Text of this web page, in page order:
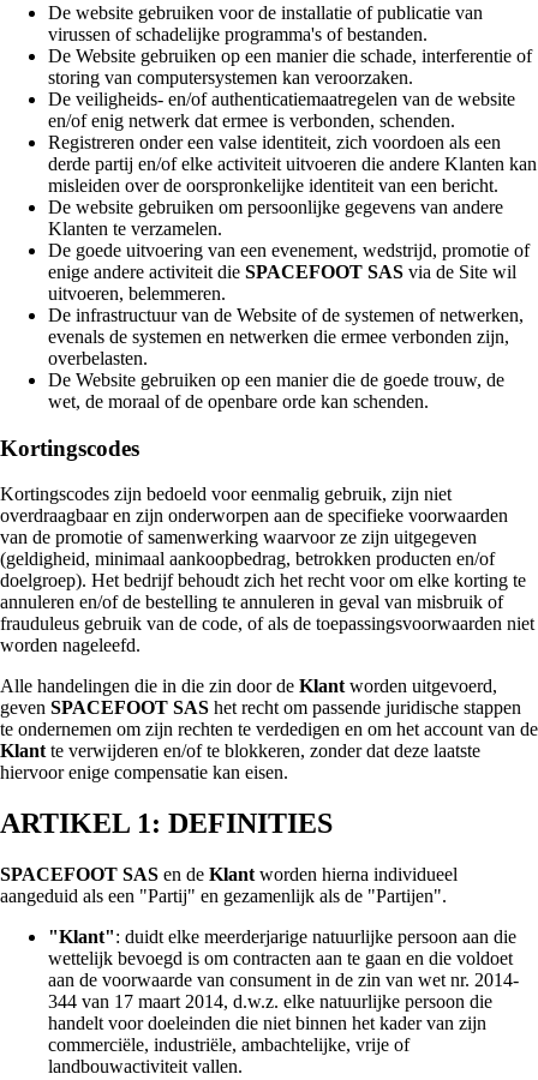
De website gebruiken voor de installatie of publicatie van
virussen of schadelijke programma's of bestanden.
De Website gebruiken op een manier die schade, interferentie of
storing van computersystemen kan veroorzaken.
De veiligheids- en/of authenticatiemaatregelen van de website
en/of enig netwerk dat ermee is verbonden, schenden.
Registreren onder een valse identiteit, zich voordoen als een
derde partij en/of elke activiteit uitvoeren die andere Klanten kan
misleiden over de oorspronkelijke identiteit van een bericht.
De website gebruiken om persoonlijke gegevens van andere
Klanten te verzamelen.
De goede uitvoering van een evenement, wedstrijd, promotie of
enige andere activiteit die SPACEFOOT SAS via de Site wil
uitvoeren, belemmeren.
De infrastructuur van de Website of de systemen of netwerken,
evenals de systemen en netwerken die ermee verbonden zijn,
overbelasten.
De Website gebruiken op een manier die de goede trouw, de
wet, de moraal of de openbare orde kan schenden.
Kortingscodes
Kortingscodes zijn bedoeld voor eenmalig gebruik, zijn niet
overdraagbaar en zijn onderworpen aan de specifieke voorwaarden
van de promotie of samenwerking waarvoor ze zijn uitgegeven
(geldigheid, minimaal aankoopbedrag, betrokken producten en/of
doelgroep). Het bedrijf behoudt zich het recht voor om elke korting te
annuleren en/of de bestelling te annuleren in geval van misbruik of
frauduleus gebruik van de code, of als de toepassingsvoorwaarden niet
worden nageleefd.
Alle handelingen die in die zin door de Klant worden uitgevoerd,
geven SPACEFOOT SAS het recht om passende juridische stappen
te ondernemen om zijn rechten te verdedigen en om het account van de
Klant te verwijderen en/of te blokkeren, zonder dat deze laatste
hiervoor enige compensatie kan eisen.
ARTIKEL 1: DEFINITIES
SPACEFOOT SAS en de Klant worden hierna individueel
aangeduid als een "Partij" en gezamenlijk als de "Partijen".
"Klant": duidt elke meerderjarige natuurlijke persoon aan die
wettelijk bevoegd is om contracten aan te gaan en die voldoet
aan de voorwaarde van consument in de zin van wet nr. 2014-
344 van 17 maart 2014, d.w.z. elke natuurlijke persoon die
handelt voor doeleinden die niet binnen het kader van zijn
commerciële, industriële, ambachtelijke, vrije of
landbouwactiviteit vallen.